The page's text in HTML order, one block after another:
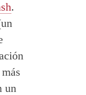
.
un